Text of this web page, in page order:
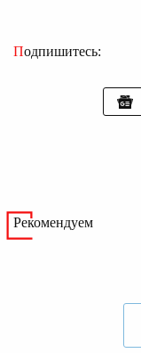
Подпишитесь:
Рекомендуем